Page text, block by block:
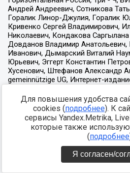
Для повышения удобства
cookies (подробнее). К
сервисы Yandex.Metrika,
которые также
(подробнее
Я согласен/